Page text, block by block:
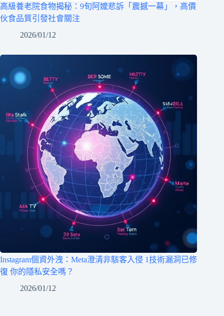
高級養老院食物揭秘：9旬阿嬤悲訴「震撼一幕」，高價
伙食品質引發社會關注
2026/01/12
Instagram個資外洩：Meta澄清非駭客入侵 1技術漏洞已修
復 你的隱私安全嗎？
2026/01/12